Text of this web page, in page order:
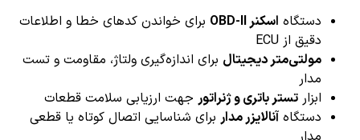
دستگاه اسکنر OBD-II
برای خواندن کدهای خطا و اطلاعات
دقیق از ECU
مولتی‌متر دیجیتال برای اندازه‌گیری ولتاژ، مقاومت و تست
مدار
ابزار تستر باتری و ژنراتور جهت ارزیابی سلامت قطعات
دستگاه آنالایزر مدار برای شناسایی اتصال کوتاه یا قطعی